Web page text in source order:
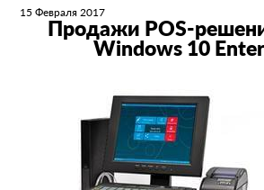
15 Февраля 2017
Продажи POS-
Windows 10